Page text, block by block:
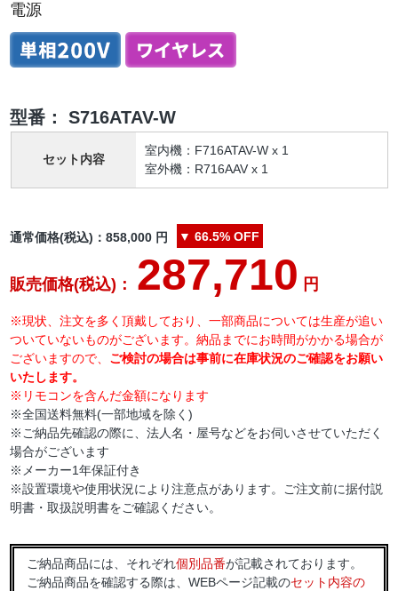
電源
型番： S716ATAV-W
セット内容
室内機：F716ATAV-W x 1
室外機：R716AAV x 1
通常価格(税込)：858,000 円 ▼ 66.5% OFF
販売価格(税込)： 287,710 円
※現状、注文を多く頂戴しており、一部商品については生産が追い
ついていないものがございます。納品までにお時間がかかる場合が
ございますので、 ご検討の場合は事前に在庫状況のご確認をお願い
いたします。
※リモコンを含んだ金額になります
※全国送料無料(一部地域を除く)
※ご納品先確認の際に、法人名・屋号などをお伺いさせていただく
場合がございます
※メーカー1年保証付き
※設置環境や使用状況により注意点があります。ご注文前に据付説
明書・取扱説明書をご確認ください。
ご納品商品には、それぞれ個別品番が記載されております。
ご納品商品を確認する際は、WEBページ記載のセット内容の